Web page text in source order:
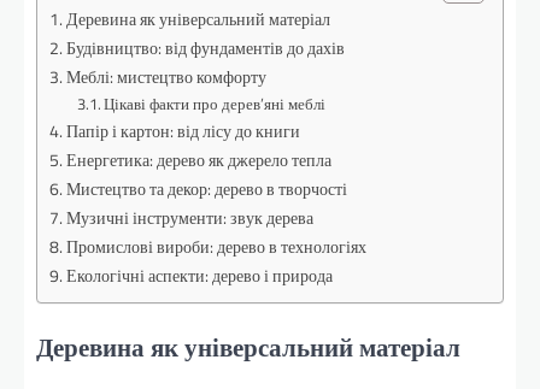
Деревина як універсальний матеріал
Будівництво: від фундаментів до дахів
Меблі: мистецтво комфорту
Цікаві факти про дерев’яні меблі
Папір і картон: від лісу до книги
Енергетика: дерево як джерело тепла
Мистецтво та декор: дерево в творчості
Музичні інструменти: звук дерева
Промислові вироби: дерево в технологіях
Екологічні аспекти: дерево і природа
Деревина як універсальний матеріал